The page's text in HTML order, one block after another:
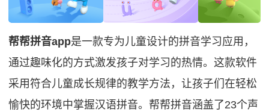
帮帮拼音app是一款专为儿童设计的拼音学习应用，
通过趣味化的方式激发孩子对学习的热情。这款软件
采用符合儿童成长规律的教学方法，让孩子们在轻松
愉快的环境中掌握汉语拼音。帮帮拼音涵盖了23个声